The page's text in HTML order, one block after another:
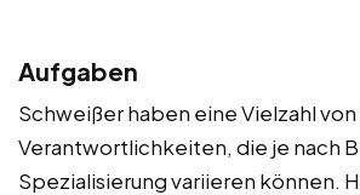
Aufgaben
Schweißer haben eine Vielzahl
Verantwortlichkeiten, die je nach
Spezialisierung variieren können.